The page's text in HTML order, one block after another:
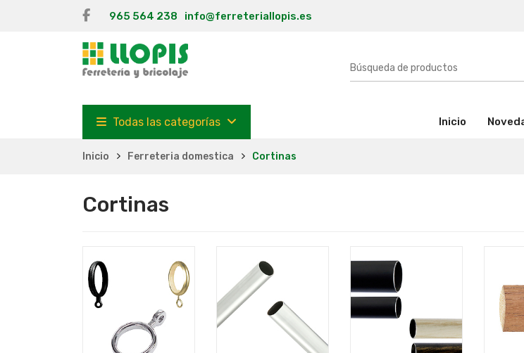
965 564 238 info@ferreteriallopis.es
Todas las categorías Inicio (activo)
Inicio Ferreteria domestica Cortinas
Cortinas